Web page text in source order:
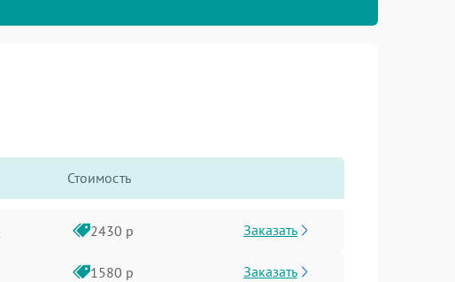
Стоимость
2430 р Заказать
1580 р Заказать